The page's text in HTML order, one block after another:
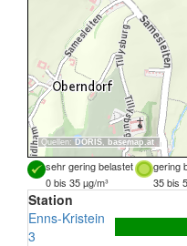
Quellen: DORIS, basemap.at
sehr gering belastet gering
0 bis 35 µg/m³
35 bis
Station
Enns-Kristein
3